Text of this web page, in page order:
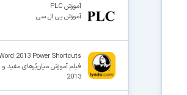
آموزش PLC
آموزش پی ال سی
2013 Power Shortcuts
فیلم آموزش میان‌بُرهای مفید
2013